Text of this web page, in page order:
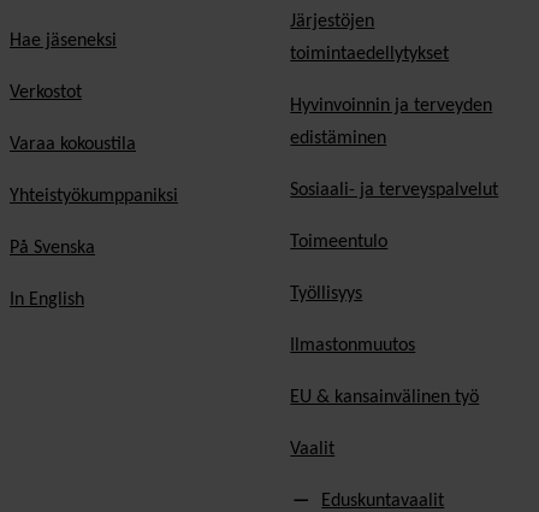
Hae jäseneksi
Verkostot
Varaa kokoustila
Yhteistyökumppaniksi
På Svenska
In English
Järjestöjen
toimintaedellytykset
Hyvinvoinnin ja terveyden
edistäminen
Sosiaali- ja terveyspalvelut
Toimeentulo
Työllisyys
Ilmastonmuutos
EU & kansainvälinen työ
Vaalit
Eduskuntavaalit